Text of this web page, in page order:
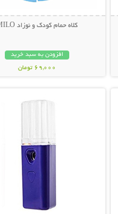
کلاه حمام کودک و نوزاد MILO
افزودن به سبد خرید
69,000 تومان